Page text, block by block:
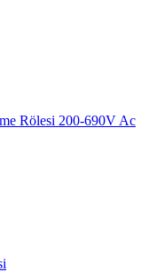
Rölesi 200-690V Ac